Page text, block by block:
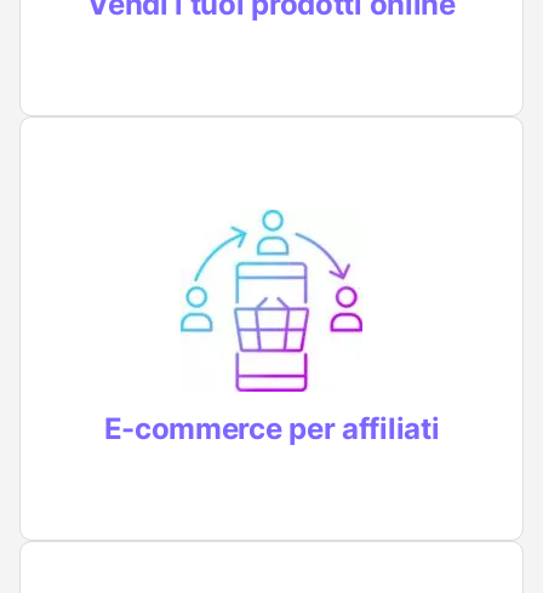
E-commerce per affiliati
Se non vendi direttamente i tuoi prodotti,
ma vendi prodotti in affiliazione, crea oggi
stesso il tuo e-commerce e massimizza le
conversioni